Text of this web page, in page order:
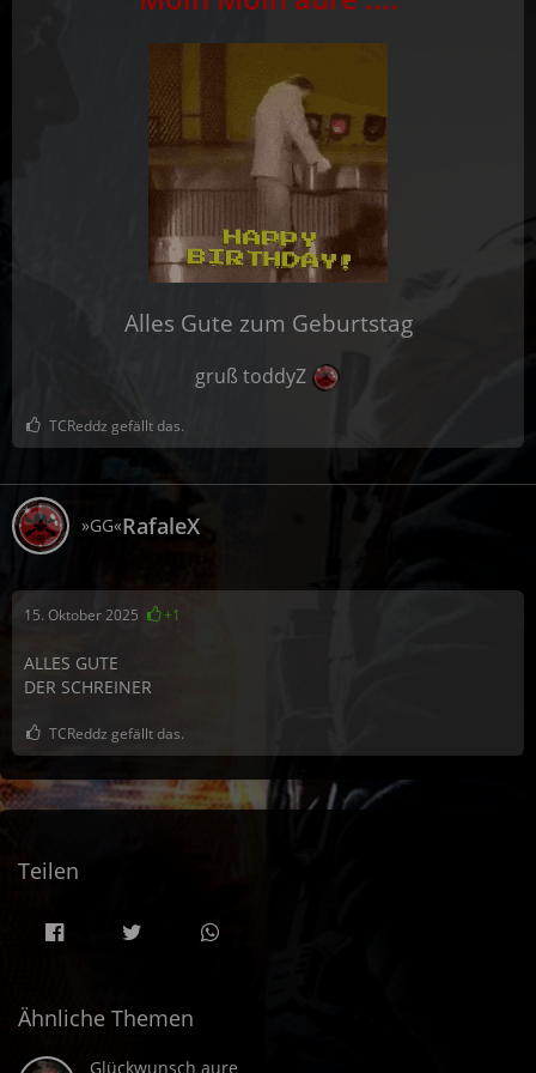
Alles Gute zum Geburtstag
gruß toddyZ
TCReddz gefällt das.
»GG«RafaleX
15. Oktober 2025 +1
ALLES GUTE
DER SCHREINER
TCReddz gefällt das.
Teilen
Ähnliche Themen
Glückwunsch aure